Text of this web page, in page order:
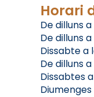
Horari
De dilluns
De dilluns
Dissabte a
De dilluns
Dissabtes
Diumenges